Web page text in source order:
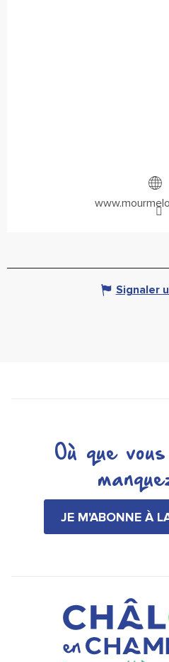
Signaler
Où que
JE M'ABONNE À